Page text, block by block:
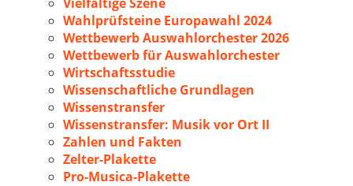
Wahlprüfsteine Europawahl 2024
Wettbewerb Auswahlorchester 2026
Wettbewerb für Auswahlorchester
Wirtschaftsstudie
Wissenschaftliche Grundlagen
Wissenstransfer
Wissenstransfer: Musik vor Ort II
Zahlen und Fakten
Zelter-Plakette
Pro-Musica-Plakette